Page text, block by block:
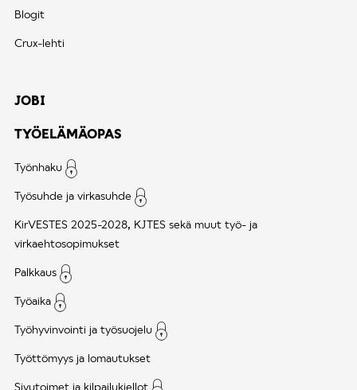
Blogit
Crux-lehti
JOBI
TYÖELÄMÄOPAS
Työnhaku
Työsuhde ja virkasuhde
KirVESTES 2025-2028, KJTES sekä muut työ- ja
virkaehtosopimukset
Palkkaus
Työaika
Työhyvinvointi ja työsuojelu
Työttömyys ja lomautukset
Sivutoimet ja kilpailukiellot